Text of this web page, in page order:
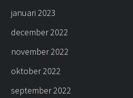
januari 2023
december 2022
november 2022
oktober 2022
september 2022